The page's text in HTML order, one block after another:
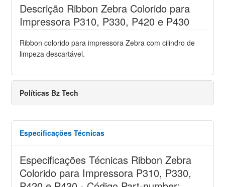
Descrição Ribbon Zebra Colorido para
Impressora P310, P330, P420 e P430
Ribbon colorido para impressora Zebra com cilindro de
limpeza descartável.
Políticas Bz Tech
Especificações Técnicas
Especificações Técnicas Ribbon Zebra
Colorido para Impressora P310, P330,